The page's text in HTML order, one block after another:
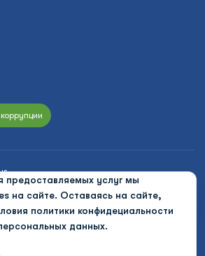
предоставляемых услуг мы
на сайте. Оставаясь на сайте,
политики конфидециальности
данных.